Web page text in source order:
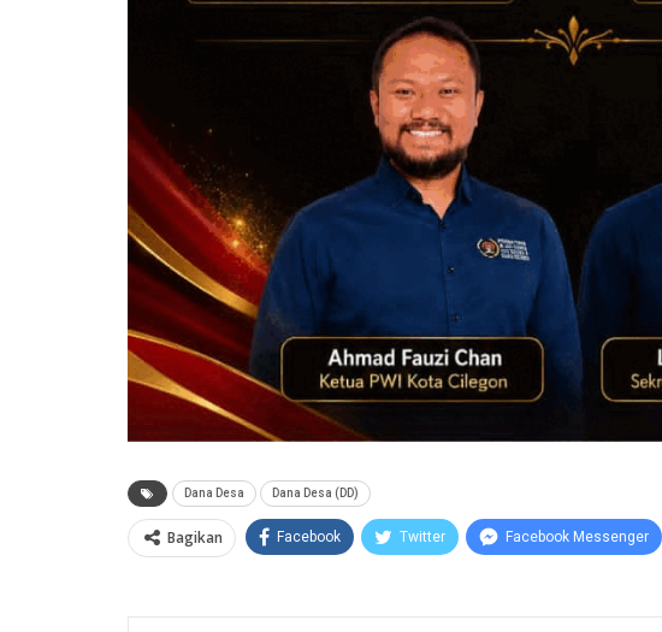
Dana Desa Dana Desa (DD)
Bagikan Facebook Twitter Facebook Messenger